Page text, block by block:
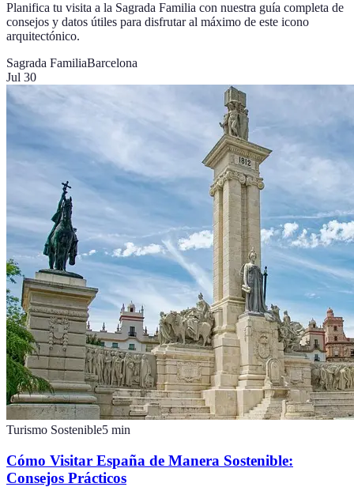
Planifica tu visita a la Sagrada Familia con nuestra guía completa de
consejos y datos útiles para disfrutar al máximo de este icono
arquitectónico.
Sagrada FamiliaBarcelona
Jul 30
Turismo Sostenible5 min
Cómo Visitar España de Manera Sostenible:
Consejos Prácticos